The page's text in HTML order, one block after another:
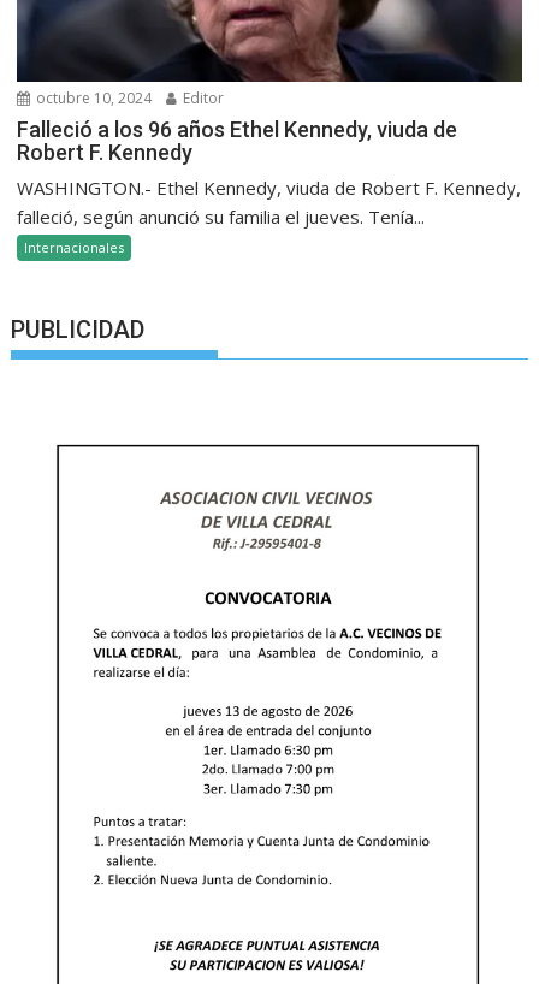
octubre 10, 2024 Editor
Falleció a los 96 años Ethel Kennedy, viuda de
Robert F. Kennedy
WASHINGTON.- Ethel Kennedy, viuda de Robert F. Kennedy,
falleció, según anunció su familia el jueves. Tenía...
Internacionales
PUBLICIDAD